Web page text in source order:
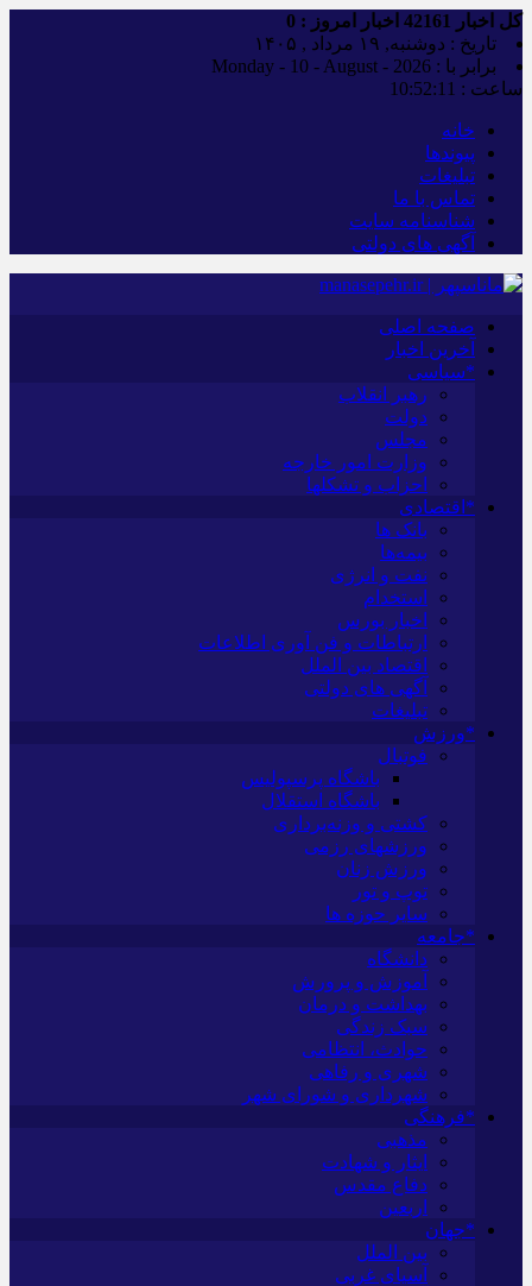
کل اخبار اخبار امروز : 0
تاریخ : دوشنبه, ۱۹ مرداد , ۱۴۰۵
برابر با : Monday - 10 - August - 2026
ساعت : 10:52:12
خانه
پیوندها
تبلیغات
تماس با ما
شناسنامه سایت
آگهی های دولتی
صفحه اصلی
آخرین اخبار
*سیاسی
رهبر انقلاب
دولت
مجلس
وزارت امور خارجه
احزاب و تشکلها
*اقتصادی
بانک ها
بیمه‌ها
نفت و انرژی
استخدام
اخبار بورس
ارتباطات و فن آوری اطلاعات
اقتصاد بین الملل
آگهی های دولتی
تبلیغات
*ورزش
فوتبال
باشگاه پرسپولیس
باشگاه استقلال
کشتی و وزنه‌برداری
ورزشهای رزمی
ورزش زنان
توپ و تور
سایر حوزه ها
*جامعه
دانشگاه
آموزش و پرورش
بهداشت و درمان
سبک زندگی
حوادث، انتظامی
شهری و رفاهی
شهرداری و شورای شهر
*فرهنگی
مذهبی
ایثار و شهادت
دفاع مقدس
اربعین
*جهان
بین الملل
آسیای غربی